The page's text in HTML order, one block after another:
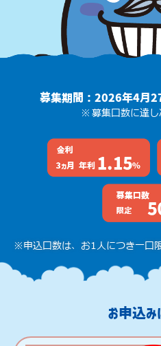
募集期間：2026年4月
募集口数に達
※申込口数は、お1人につき一口
お申込み